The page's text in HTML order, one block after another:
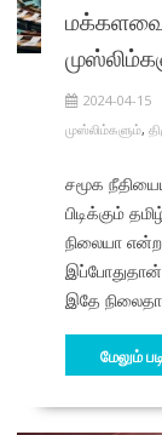
2024-04-15
முஸ்லிம்களும்,
சமூக
பிடிக்கும்
நிலையா
இதே
மேலும்